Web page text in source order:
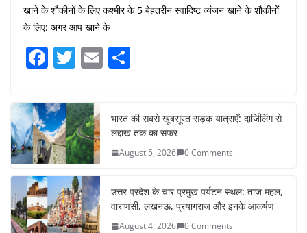
खाने के शौकीनों के लिए कश्मीर के 5 बेहतरीन स्वादिष्ट व्यंजन खाने के शौकीनों
के लिए: अगर आप खाने के
F
c
e
b
o
o
k
T
itt
er
E
e
भारत की सबसे खूबसूरत सड़क यात्राएँ: दार्जिलिंग से
लद्दाख तक का सफर
August 5, 2026 0 Comments
उत्तर प्रदेश के चार प्रमुख पर्यटन स्थल: ताज महल,
वाराणसी, लखनऊ, प्रयागराज और इनके आकर्षण
August 4, 2026 0 Comments